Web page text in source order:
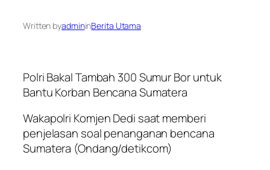
Written byadmininBerita Utama
Polri Bakal Tambah 300 Sumur Bor untuk
Bantu Korban Bencana Sumatera
Wakapolri Komjen Dedi saat memberi
penjelasan soal penanganan bencana
Sumatera (Ondang/detikcom)